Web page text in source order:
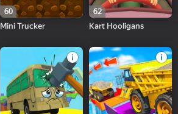
60
Mini Trucker
62
Kart Hooligans